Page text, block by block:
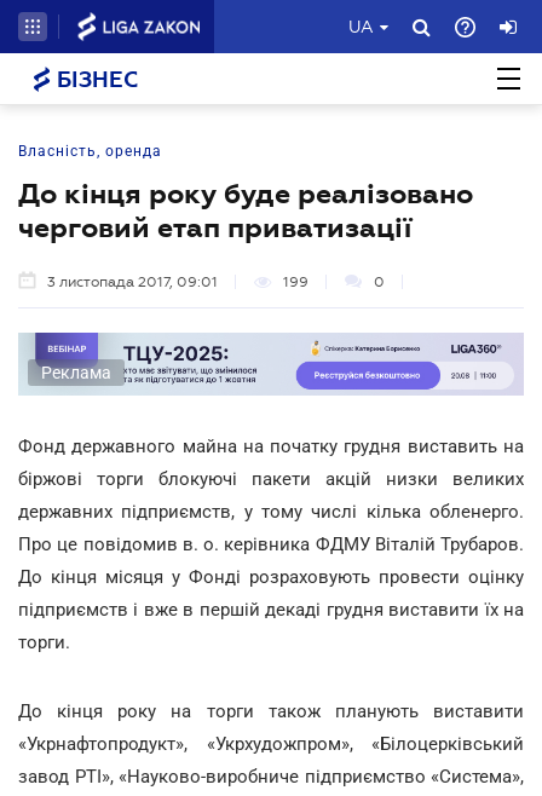
UA
БІЗНЕС
Власність, оренда
До кінця року буде реалізовано
черговий етап приватизації
3 листопада 2017, 09:01 199 0
Реклама
Фонд державного майна на початку грудня виставить на
біржові торги блокуючі пакети акцій низки великих
державних підприємств, у тому числі кілька обленерго.
Про це повідомив в. о. керівника ФДМУ Віталій Трубаров.
До кінця місяця у Фонді розраховують провести оцінку
підприємств і вже в першій декаді грудня виставити їх на
торги.
До кінця року на торги також планують виставити
«Укрнафтопродукт», «Укрхудожпром», «Білоцерківський
завод РТІ», «Науково-виробниче підприємство «Система»,